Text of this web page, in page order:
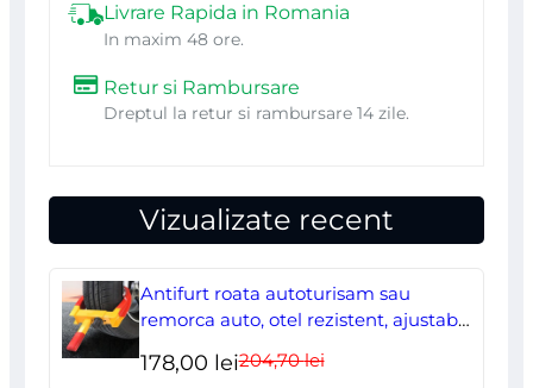
Livrare Rapida in Romania
In maxim 48 ore.
Retur si Rambursare
Dreptul la retur si rambursare 14 zile.
culoare
Alba
Vizualizate recent
Antifurt roata autoturisam sau
remorca auto, otel rezistent, ajustabil,
204,70leiPrețul
178,00 lei
Prețul